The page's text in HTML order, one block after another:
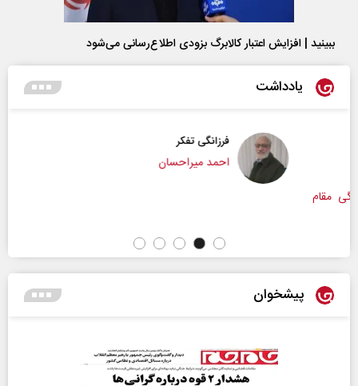
ببینید | افزایش اعتبار کالابرگ بزودی اطلاع‌رسانی می‌شود
یادداشت
فرزانگی تفکر
احمد میراحسان
پیشخوان